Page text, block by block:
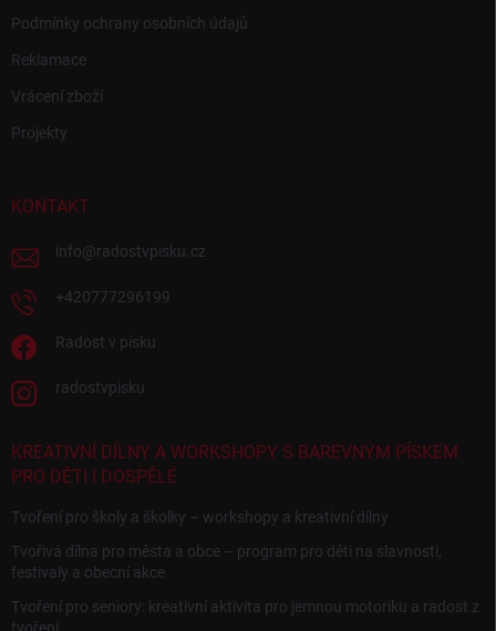
Podmínky ochrany osobních údajů
Reklamace
Vrácení zboží
Projekty
KONTAKT
info@radostvpisku.cz
+420777296199
Radost v písku
radostvpisku
KREATIVNÍ DÍLNY A WORKSHOPY S BAREVNÝM PÍSKEM
PRO DĚTI I DOSPĚLÉ
Tvoření pro školy a školky – workshopy a kreativní dílny
Tvořivá dílna pro města a obce – program pro děti na slavnosti,
festivaly a obecní akce
Tvoření pro seniory: kreativní aktivita pro jemnou motoriku a radost z
tvoření